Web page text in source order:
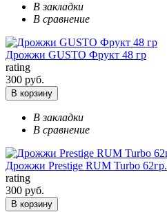
В закладки
В сравнение
Дрожжи GUSTO Фрукт 48 гр
rating
300 руб.
В корзину
В закладки
В сравнение
Дрожжи Prestige RUM Turbo 62гр.
rating
300 руб.
В корзину